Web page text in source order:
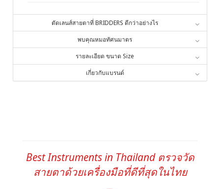
ตัดเลนส์สายตาที่ BRIDDERS ดีกว่าอย่างไร
พบคุณหมอทัศนมาตร
รายละเอียด ขนาด Size
เกี่ยวกับแบรนด์
Best Instruments in Thailand ตรวจวัด
สายตาด้วยเครื่องมือที่ดีที่สุดในไทย